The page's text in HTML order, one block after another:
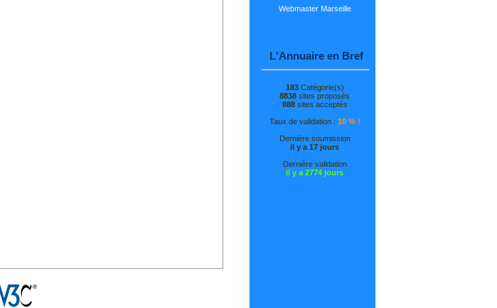
Webmaster Marseille
L'Annuaire en Bref
183Catégorie(s)
8838 sites proposés
888sites acceptés
Taux de validation : 10 % !
Dernière soumission
il y a 17 jours
Dernière validation
il y a 2774 jours